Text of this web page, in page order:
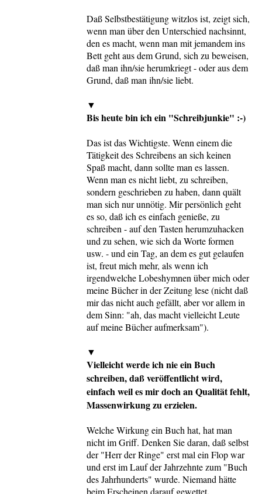
Daß Selbstbestätigung witzlos ist, zeigt sich,
wenn man über den Unterschied nachsinnt,
den es macht, wenn man mit jemandem ins
Bett geht aus dem Grund, sich zu beweisen,
daß man ihn/sie herumkriegt - oder aus dem
Grund, daß man ihn/sie liebt.
▼
Bis heute bin ich ein "Schreibjunkie" :-)
Das ist das Wichtigste. Wenn einem die
Tätigkeit des Schreibens an sich keinen
Spaß macht, dann sollte man es lassen.
Wenn man es nicht liebt, zu schreiben,
sondern geschrieben zu haben, dann quält
man sich nur unnötig. Mir persönlich geht
es so, daß ich es einfach genieße, zu
schreiben - auf den Tasten herumzuhacken
und zu sehen, wie sich da Worte formen
usw. - und ein Tag, an dem es gut gelaufen
ist, freut mich mehr, als wenn ich
irgendwelche Lobeshymnen über mich oder
meine Bücher in der Zeitung lese (nicht daß
mir das nicht auch gefällt, aber vor allem in
dem Sinn: "ah, das macht vielleicht Leute
auf meine Bücher aufmerksam").
▼
Vielleicht werde ich nie ein Buch
schreiben, daß veröffentlicht wird,
einfach weil es mir doch an Qualität fehlt,
Massenwirkung zu erzielen.
Welche Wirkung ein Buch hat, hat man
nicht im Griff. Denken Sie daran, daß selbst
der "Herr der Ringe" erst mal ein Flop war
und erst im Lauf der Jahrzehnte zum "Buch
des Jahrhunderts" wurde. Niemand hätte
beim Erscheinen darauf gewettet.